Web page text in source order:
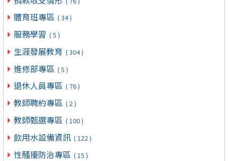
體育班專區 ( 34 )
服務學習 ( 5 )
生涯發展教育 ( 304 )
進修部專區 ( 5 )
退休人員專區 ( 76 )
教師聘約專區 ( 2 )
教師甄選專區 ( 100 )
飲用水設備資訊 ( 122 )
性騷擾防治專區 ( 15 )